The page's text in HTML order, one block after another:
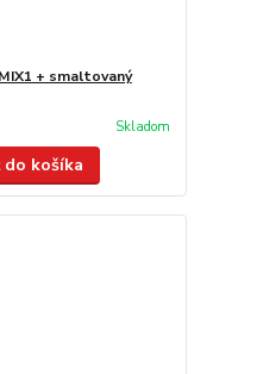
+ smaltovaný
Skladom
do košíka